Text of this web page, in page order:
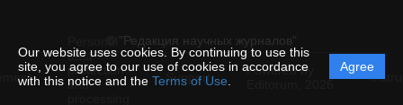
Our website uses cookies. By continuing to use this
site, you agree to our use of cookies in accordance
with this notice and the Terms of Use
Agree
© "Редакция научных журналов"
data
protection
and
Support
Powered by